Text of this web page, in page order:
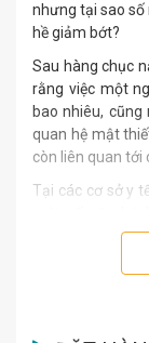
nhưng tại sao số
hề giảm bớt?
Sau hàng chục
rằng việc một
bao nhiêu,
quan hệ mật
còn liên quan tới
Tại các cơ sở y
đường. Tuy
không trở nặng